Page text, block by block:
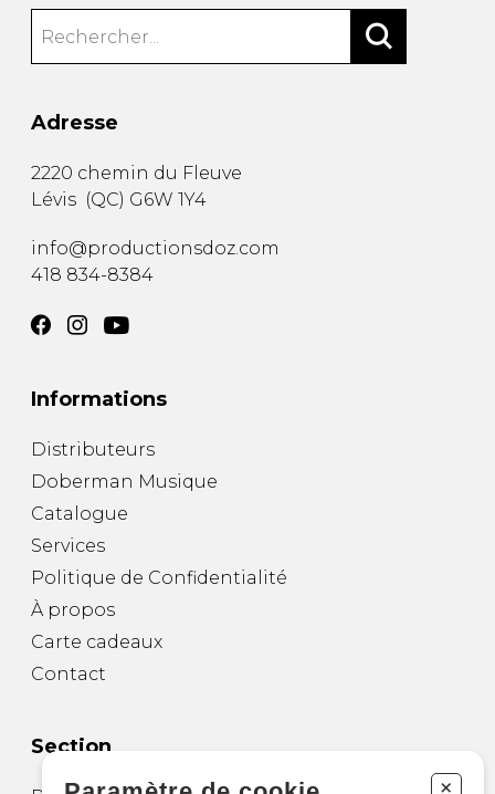
Adresse
2220 chemin du Fleuve
Lévis (QC) G6W 1Y4
info@productionsdoz.com
418 834-8384
Informations
Distributeurs
Doberman Musique
Catalogue
Services
Politique de Confidentialité
À propos
Carte cadeaux
Contact
Section